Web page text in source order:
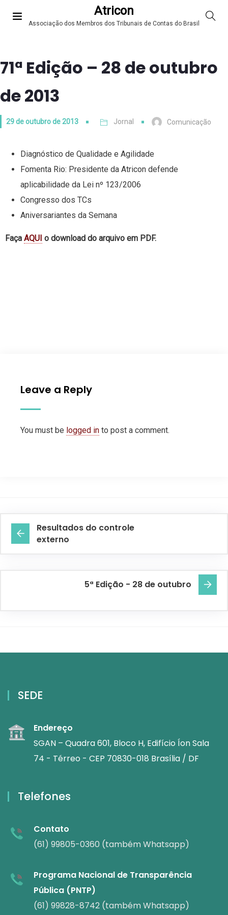
Atricon
Associação dos Membros dos Tribunais de Contas do Brasil
71ª Edição – 28 de outubro
de 2013
29 de outubro de 2013 Jornal Comunicação
Diagnóstico de Qualidade e Agilidade
Fomenta Rio: Presidente da Atricon defende
aplicabilidade da Lei nº 123/2006
Congresso dos TCs
Aniversariantes da Semana
Faça AQUI o download do arquivo em PDF.
Leave a Reply
You must be logged in to post a comment.
Resultados do controle
externo
5ª Edição - 28 de outubro
SEDE
Endereço
SGAN – Quadra 601, Bloco H, Edifício Íon Sala
74 - Térreo - CEP 70830-018 Brasília / DF
Telefones
Contato
(61) 99805-0360 (também Whatsapp)
Programa Nacional de Transparência
Pública (PNTP)
(61) 99828-8742 (também Whatsapp)